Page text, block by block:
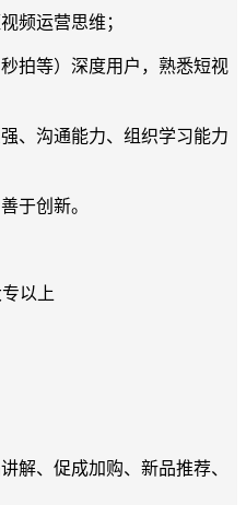
频运营思维；
拍等）深度用户，熟悉短视
、沟通能力、组织学习能力
于创新。
以上
解、促成加购、新品推荐、